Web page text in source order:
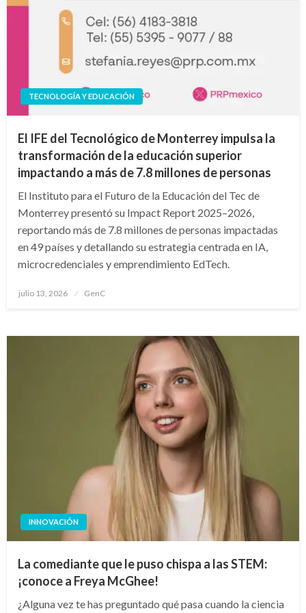
TECNOLOGÍA Y EDUCACIÓN
El IFE del Tecnológico de Monterrey impulsa la
transformación de la educación superior
impactando a más de 7.8 millones de personas
El Instituto para el Futuro de la Educación del Tec de
Monterrey presentó su Impact Report 2025–2026,
reportando más de 7.8 millones de personas impactadas
en 49 países y detallando su estrategia centrada en IA,
microcredenciales y emprendimiento EdTech.
Publicado
julio 13, 2026 GenC
INNOVACIÓN
La comediante que le puso chispa a las STEM:
¡conoce a Freya McGhee!
¿Alguna vez te has preguntado qué pasa cuando la ciencia